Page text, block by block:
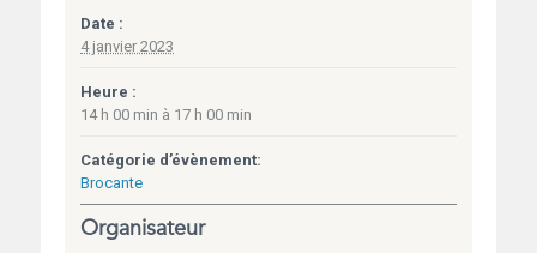
Date :
4 janvier 2023
Heure :
14 h 00 min à 17 h 00 min
Catégorie d’évènement:
Brocante
Organisateur